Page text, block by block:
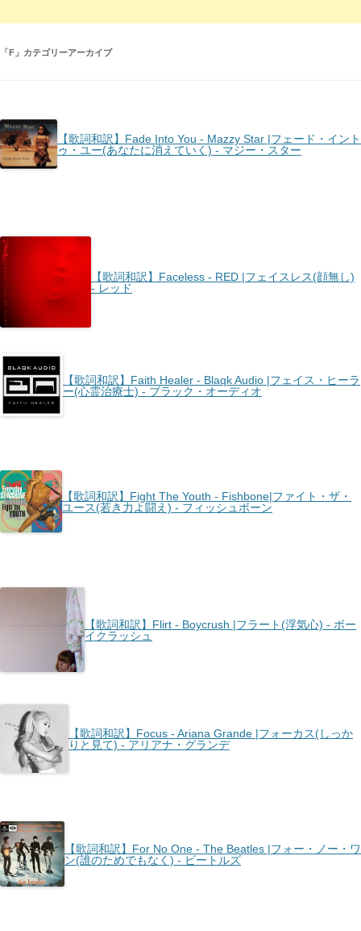
「F 」カテゴリーアーカイブ
【歌詞和訳】Fade Into You - Mazzy Star |フェード・イント
ゥ・ユー(あなたに消えていく) - マジー・スター
【歌詞和訳】Faceless - RED |フェイスレス(顔無し)
- レッド
【歌詞和訳】Faith Healer - Blaqk Audio |フェイス・ヒーラ
ー(心霊治療士) - ブラック・オーディオ
【歌詞和訳】Fight The Youth - Fishbone|ファイト・ザ・
ユース(若き力よ闘え) - フィッシュボーン
【歌詞和訳】Flirt - Boycrush |フラート(浮気心) - ボー
イクラッシュ
【歌詞和訳】Focus - Ariana Grande |フォーカス(しっか
りと見て) - アリアナ・グランデ
【歌詞和訳】For No One - The Beatles |フォー・ノー・ワ
ン(誰のためでもなく) - ビートルズ